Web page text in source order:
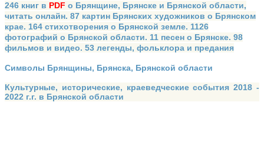
246 книг в PDF о Брянщине, Брянске и Брянской области,
читать онлайн. 87 картин Брянских художников о Брянском
крае. 164 стихотворения о Брянской земле. 1126
фотографий о Брянской области. 11 песен о Брянске. 98
фильмов и видео. 53 легенды, фольклора и предания
Символы Брянщины, Брянска, Брянской области
Культурные, исторические, краеведческие события 2018 -
2022 г.г. в Брянской области